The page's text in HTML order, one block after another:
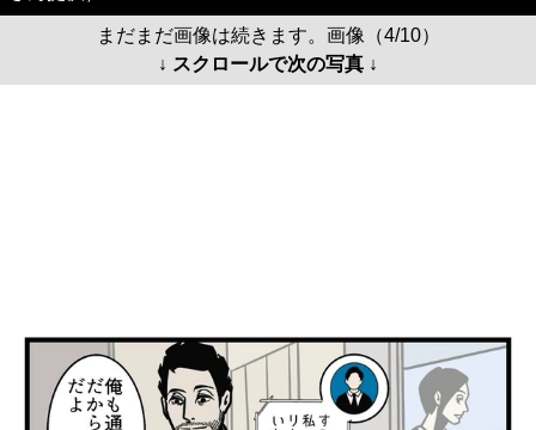
まだまだ画像は続きます。画像（4/10）
↓ スクロールで次の写真 ↓